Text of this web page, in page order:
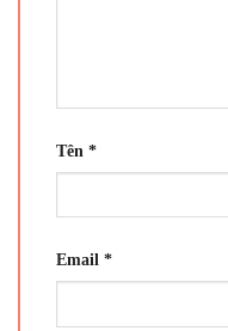
Tên *
Email *